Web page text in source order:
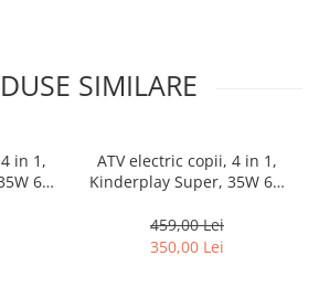
SIMILARE
in 1,
6V,
ATV electric copii, 4 in 1,
Kinderplay Super, 35W 6V,
standard, verde
459,00 Lei
350,00 Lei